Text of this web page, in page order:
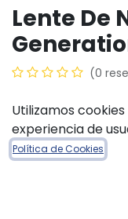
Lente De
(0
$11.700,00
TALLE ACCESORIOS
Utilizamos
experiencia de
Política de Cookies